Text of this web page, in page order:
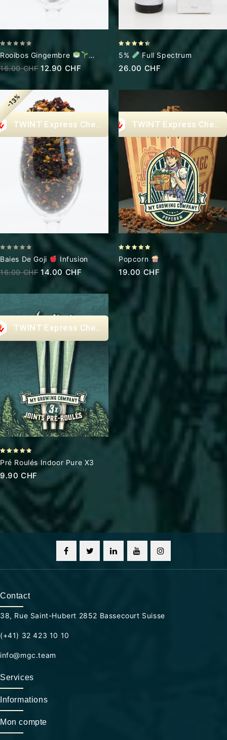
out
of
Rooibos Gingembre
Infusion
16.00CHF 12.90 CHF
out of 5
5% Full Spectrum
26.00 CHF
-13%
Express Checkout
out
of
Baies De Goji
Infusion
16.00CHF 14.00 CHF
Express
out of 5
Popcorn
19.00 CHF
Express Checkout
out of 5
Pré Roulés Indoor Pure X3
9.90 CHF
Contact
38, Rue Saint-Hubert 2852 Bassecourt Suisse
(+41) 32 423 10 10
info@mgc.team
Services
Informations
Mon compte